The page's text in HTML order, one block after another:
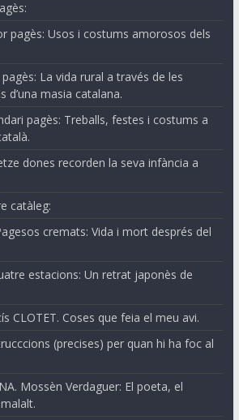
pagès: Usos i costums amorosos dels
La vida rural a través de les
d’una masia catalana.
pagès: Treballs, festes i costums a
dones recorden la seva infància a
catàleg:
cremats: Vida i mort després del
estacions: Un retrat japonès de
CLOTET. Coses que feia el meu avi.
(precises) per quan hi ha foc al
Mossèn Verdaguer: El poeta, el